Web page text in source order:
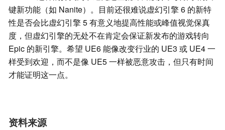
键新功能（如 Nanite）。目前还很难说虚幻引擎 6 的新特
性是否会比虚幻引擎 5 有意义地提高性能或峰值视觉保真
度，但虚幻引擎的无处不在肯定会保证新发布的游戏转向
Epic 的新引擎。希望 UE6 能像改变行业的 UE3 或 UE4 一
样受到欢迎，而不是像 UE5 一样被恶意攻击，但只有时间
才能证明这一点。
资料来源